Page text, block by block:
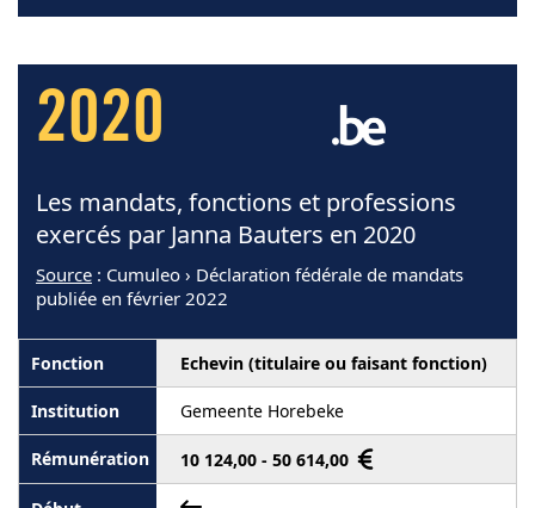
2020
Les mandats, fonctions et professions
exercés par Janna Bauters en 2020
Source : Cumuleo › Déclaration fédérale de mandats
publiée en février 2022
Echevin (titulaire ou faisant fonction)
Gemeente Horebeke
10 124,00 - 50 614,00